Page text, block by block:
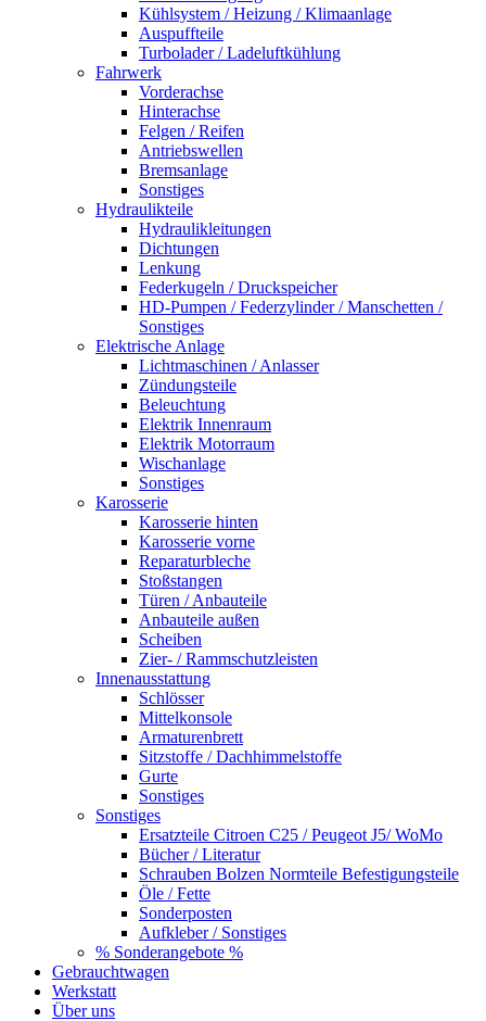
Kühlsystem / Heizung / Klimaanlage
Auspuffteile
Turbolader / Ladeluftkühlung
Fahrwerk
Vorderachse
Hinterachse
Felgen / Reifen
Antriebswellen
Bremsanlage
Sonstiges
Hydraulikteile
Hydraulikleitungen
Dichtungen
Lenkung
Federkugeln / Druckspeicher
HD-Pumpen / Federzylinder / Manschetten /
Sonstiges
Elektrische Anlage
Lichtmaschinen / Anlasser
Zündungsteile
Beleuchtung
Elektrik Innenraum
Elektrik Motorraum
Wischanlage
Sonstiges
Karosserie
Karosserie hinten
Karosserie vorne
Reparaturbleche
Stoßstangen
Türen / Anbauteile
Anbauteile außen
Scheiben
Zier- / Rammschutzleisten
Innenausstattung
Schlösser
Mittelkonsole
Armaturenbrett
Sitzstoffe / Dachhimmelstoffe
Gurte
Sonstiges
Sonstiges
Ersatzteile Citroen C25 / Peugeot J5/ WoMo
Bücher / Literatur
Schrauben Bolzen Normteile Befestigungsteile
Öle / Fette
Sonderposten
Aufkleber / Sonstiges
% Sonderangebote %
Gebrauchtwagen
Werkstatt
Über uns